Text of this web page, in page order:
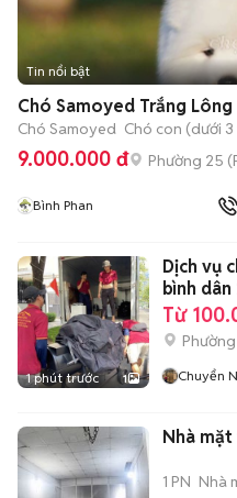
Tin nổi bật
Chó Samoyed Trắng
Chó Samoyed Chó con (dưới
9.000.000 đ Phường 25 (
Bình Phan
1 phút trước 1
Dịch vụ
bình
Từ
Chuyển
Nhà
1 PN Nhà